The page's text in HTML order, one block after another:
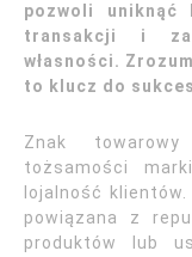
pozwoli uniknąć
transakcji i
własności.
to klucz do
Znak
tożsamości
lojalność
powiązana z
produktów lub